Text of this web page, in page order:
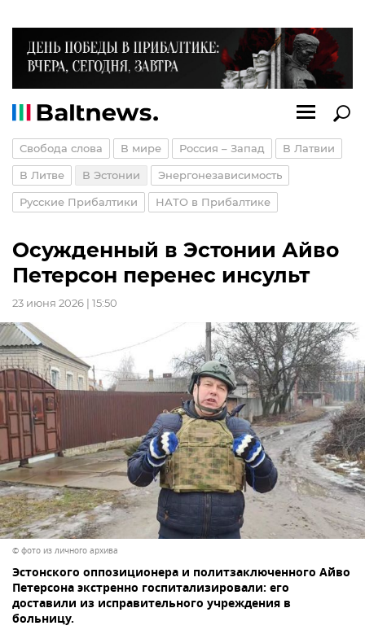
Свобода слова В мире Россия – Запад В Латвии
В Литве В Эстонии Энергонезависимость
Русские Прибалтики НАТО в Прибалтике
Осужденный в Эстонии Айво
Петерсон перенес инсульт
23 июня 2026 | 15:50
© фото из личного архива
Эстонского оппозиционера и политзаключенного Айво
Петерсона экстренно госпитализировали: его
доставили из исправительного учреждения в
больницу.